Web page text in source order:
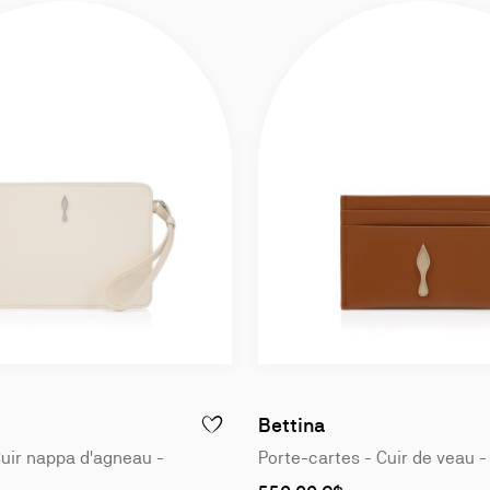
BETTINA PETIT MODÈLE - POCHETTE - CUIR DE VEAU LISSE - MARINE
AJOUTER À LA WISLIST - BETTINA -
nappa d'agneau -
Bettina
Porte-cartes - Cuir de veau -